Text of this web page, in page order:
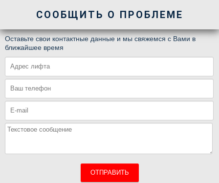
СООБЩИТЬ О ПРОБЛЕМЕ
Оставьте свои контактные данные и мы свяжемся с Вами в
ближайшее время
ОТПРАВИТЬ